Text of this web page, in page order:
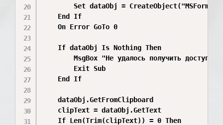
Set dataObj =
    End If
    On Error GoTo 0
    If dataObj Is Nothing Then
MsgBox "Не удалось получить доступ к
        Exit Sub
    End If
    dataObj.GetFromClipboard
    clipText = dataObj.GetText
    If Len(Trim(clipText)) = 0 Then